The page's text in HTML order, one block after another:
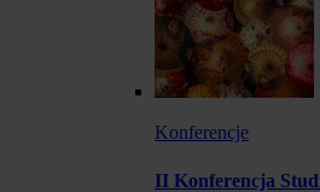
Konferencje
II Konferencja